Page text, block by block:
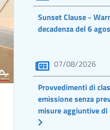
Sunset Clause -
decadenza del 6
07/08/2026
Provvedimenti di
emissione senza
misure aggiuntive